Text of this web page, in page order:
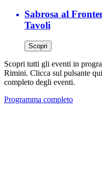
Sabrosa al
Tavoli
Scopri
Scopri tutti gli eventi in
Rimini. Clicca sul pulsante
completo degli eventi.
Programma completo